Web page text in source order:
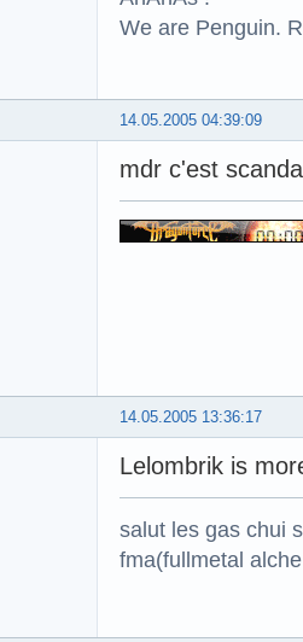
We are Penguin.
14.05.2005 04:39:09
mdr c'est
14.05.2005 13:36:17
Lelombrik is
salut les gas chui
fma(fullmetal